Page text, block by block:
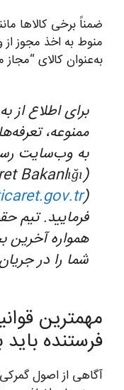
ضمناً برخی کالاها
منوط به اخذ مجوز
به‌عنوان کالای
برای اطلاع از
ممنوعه،
به وب‌سایت
(
فرمایید. تیم
همواره آخرین
شما را در
مهمترین
فرستنده باید
آگاهی از اصول گمرکی